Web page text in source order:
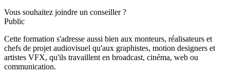
Vous souhaitez joindre un conseiller ?
Public
Cette formation s'adresse aussi bien aux monteurs, réalisateurs et
chefs de projet audiovisuel qu'aux graphistes, motion designers et
artistes VFX, qu'ils travaillent en broadcast, cinéma, web ou
communication.